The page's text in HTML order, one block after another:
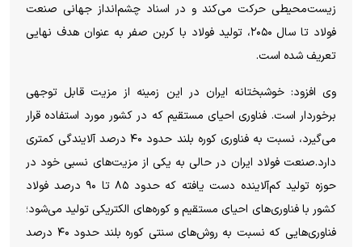
زیست‌محیطی حرکت می‌کند و در اسناد چشم‌انداز جهانی صنعت
فولاد تا سال ۲۰۵۰، تولید فولاد با کربن صفر به عنوان هدف نهایی
تعریف شده است.
وی افزود: خوشبختانه ایران در این زمینه از مزیت قابل توجهی
برخوردار است. فناوری احیای مستقیم که در کشور مورد استفاده قرار
می‌گیرد، نسبت به فناوری کوره بلند حدود ۴۰ درصد آلایندگی کمتری
دارد.صنعت فولاد ایران در حالی به یکی از مزیت‌های نسبی خود در
حوزه تولید کم‌آلاینده دست یافته که حدود ۸۵ تا ۹۰ درصد فولاد
کشور با فناوری‌های احیای مستقیم و کوره‌های الکتریکی تولید می‌شود؛
فناوری‌هایی که نسبت به روش‌های سنتی کوره بلند حدود ۴۰ درصد